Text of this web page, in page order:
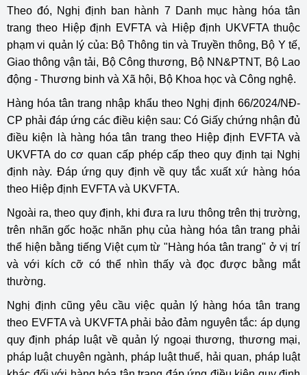
Theo đó, Nghị định ban hành 7 Danh mục hàng hóa tân
trang theo Hiệp định EVFTA và Hiệp định UKVFTA thuộc
phạm vi quản lý của: Bộ Thông tin và Truyền thông, Bộ Y tế,
Giao thông vận tải, Bộ Công thương, Bộ NN&PTNT, Bộ Lao
động - Thương binh và Xã hội, Bộ Khoa học và Công nghệ.
Hàng hóa tân trang nhập khẩu theo Nghị định 66/2024/NĐ-
CP phải đáp ứng các điều kiện sau: Có Giấy chứng nhận đủ
điều kiện là hàng hóa tân trang theo Hiệp định EVFTA và
UKVFTA do cơ quan cấp phép cấp theo quy định tại Nghị
định này. Đáp ứng quy định về quy tắc xuất xứ hàng hóa
theo Hiệp định EVFTA và UKVFTA.
Ngoài ra, theo quy định, khi đưa ra lưu thông trên thị trường,
trên nhãn gốc hoặc nhãn phụ của hàng hóa tân trang phải
thể hiện bằng tiếng Việt cụm từ "Hàng hóa tân trang" ở vị trí
và với kích cỡ có thể nhìn thấy và đọc được bằng mắt
thường.
Nghị định cũng yêu cầu việc quản lý hàng hóa tân trang
theo EVFTA và UKVFTA phải bảo đảm nguyên tắc: áp dụng
quy định pháp luật về quản lý ngoại thương, thương mại,
pháp luật chuyên ngành, pháp luật thuế, hải quan, pháp luật